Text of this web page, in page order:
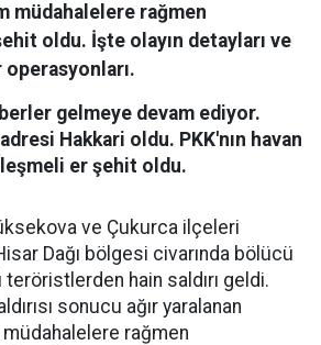
müdahalelere rağmen
oldu. İşte olayın detayları ve
gelmeye devam ediyor.
Hakkari oldu. PKK'nın havan
er şehit oldu.
ve Çukurca ilçeleri
Dağı bölgesi civarında bölücü
hain saldırı geldi.
sonucu ağır yaralanan
rağmen